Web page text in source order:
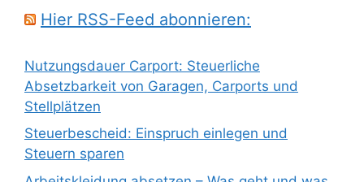
Hier RSS-Feed abonnieren:
Nutzungsdauer Carport: Steuerliche
Absetzbarkeit von Garagen, Carports und
Stellplätzen
Steuerbescheid: Einspruch einlegen und
Steuern sparen